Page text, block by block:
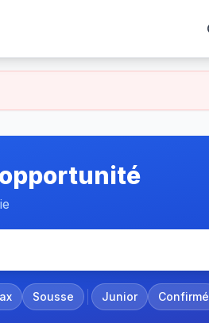
Sousse Junior Confirmé